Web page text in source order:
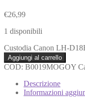
€26,99
1 disponibili
Custodia Canon LH-
Aggiungi al carrello
COD: B0019MOGOY
Descrizione
Informazioni